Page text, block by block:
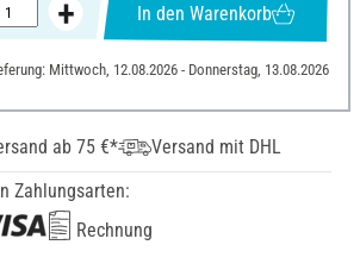
In den Warenkorb
Mittwoch, 12.08.2026 - Donnerstag, 13.08.2026
ab 75 €*
Versand mit DHL
Zahlungsarten:
Rechnung